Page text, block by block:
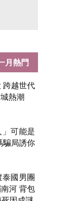
跨越世代
熱潮
」可能是
騙局誘你
泰國男團
河 背包
月熱門